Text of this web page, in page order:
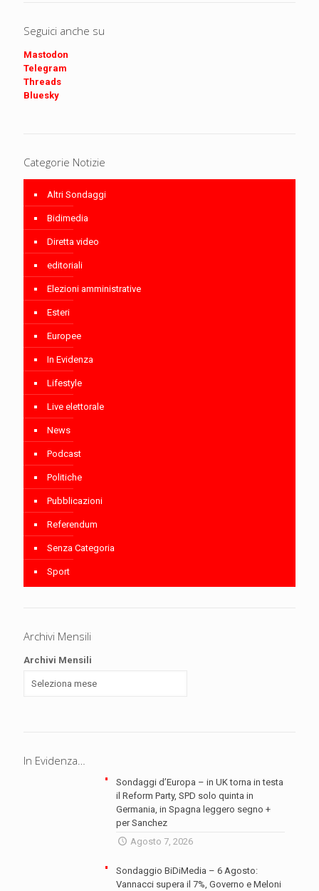
Seguici anche su
Mastodon
Telegram
Threads
Bluesky
Categorie Notizie
Altri Sondaggi
Bidimedia
Diretta video
editoriali
Elezioni amministrative
Esteri
Europee
In Evidenza
Lifestyle
Live elettorale
News
Podcast
Politiche
Pubblicazioni
Referendum
Senza Categoria
Sport
Archivi Mensili
Archivi Mensili
In Evidenza…
Sondaggi d’Europa – in UK torna in testa
il Reform Party, SPD solo quinta in
Germania, in Spagna leggero segno +
per Sanchez
Agosto 7, 2026
Sondaggio BiDiMedia – 6 Agosto:
Vannacci supera il 7%, Governo e Meloni